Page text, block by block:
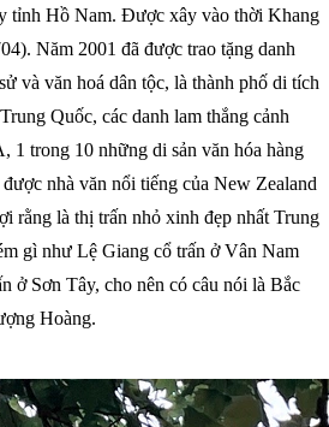
tỉnh Hồ Nam. Được xây vào thời Khang
Năm 2001 đã được trao tặng danh
và văn hoá dân tộc, là thành phố di tích
Quốc, các danh lam thắng cảnh
1 trong 10 những di sản văn hóa hàng
nhà văn nổi tiếng của New Zealand
rằng là thị trấn nhỏ xinh đẹp nhất Trung
gì như Lệ Giang cổ trấn ở Vân Nam
ở Sơn Tây, cho nên có câu nói là Bắc
Hoàng.